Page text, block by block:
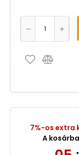
7%-os extra
A